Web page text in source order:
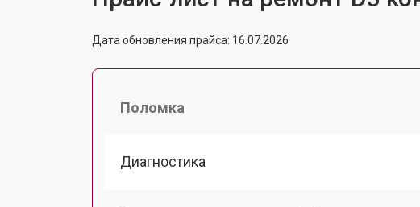
Дата обновления прайса: 16.07.2026
Поломка
Диагностика